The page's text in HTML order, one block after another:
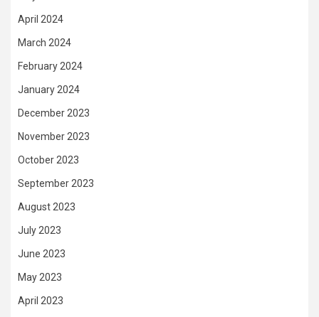
April 2024
March 2024
February 2024
January 2024
December 2023
November 2023
October 2023
September 2023
August 2023
July 2023
June 2023
May 2023
April 2023